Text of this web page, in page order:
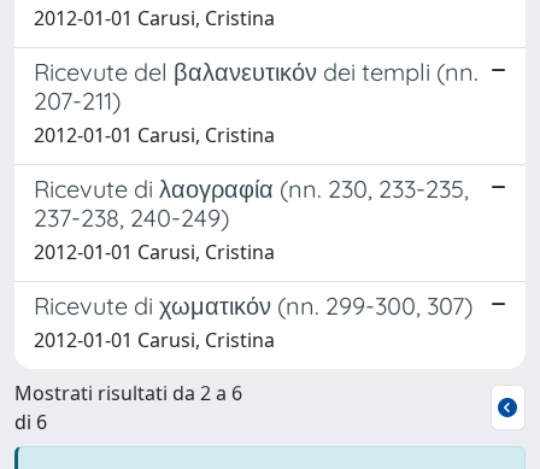
2012-01-01 Carusi, Cristina
Ricevute del βαλανευτικόν dei templi (nn.
207-211)
2012-01-01 Carusi, Cristina
Ricevute di λαογραφία (nn. 230, 233-235,
237-238, 240-249)
2012-01-01 Carusi, Cristina
Ricevute di χωματικόν (nn. 299-300, 307)
2012-01-01 Carusi, Cristina
Mostrati risultati da 2 a 6
di 6